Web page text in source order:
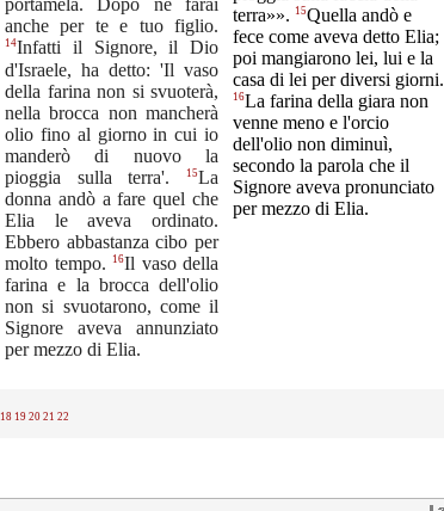
portamela. Dopo ne farai
anche per te e tuo figlio.
14Infatti il Signore, il Dio
d'Israele, ha detto: 'Il vaso
della farina non si svuoterà,
nella brocca non mancherà
olio fino al giorno in cui io
manderò di nuovo la
pioggia sulla terra'.
15La
donna andò a fare quel che
Elia le aveva ordinato.
Ebbero abbastanza cibo per
molto tempo.
16Il vaso della
farina e la brocca dell'olio
non si svuotarono, come il
Signore aveva annunziato
per mezzo di Elia.
terra»». 15Quella andò e
fece come aveva detto Elia;
poi mangiarono lei, lui e la
casa di lei per diversi giorni.
16La farina della giara non
venne meno e l'orcio
dell'olio non diminuì,
secondo la parola che il
Signore aveva pronunciato
per mezzo di Elia.
18 19 20 21 22